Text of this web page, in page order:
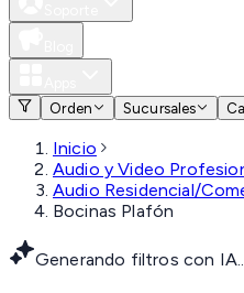
Orden
Sucursales
Inicio
Audio y Video
Audio Residencial/
Bocinas Plafón
Generando filtros con IA...